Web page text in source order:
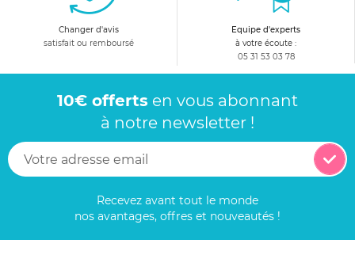
Changer d'avis
satisfait ou remboursé
Equipe d'experts
à votre écoute :
05 31 53 03 78
10€ offerts en vous abonnant
à notre newsletter !
Recevez avant tout le monde
nos avantages, offres et nouveautés !